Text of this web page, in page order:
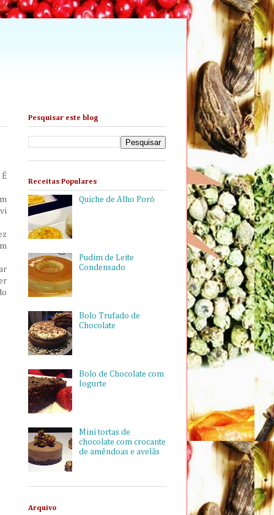
Pesquisar este blog
Receitas Populares
Quiche de Alho Poró
Pudim de Leite
Condensado
Bolo Trufado de
Chocolate
Bolo de Chocolate com
Iogurte
Mini tortas de
chocolate com crocante
de amêndoas e avelãs
Arquivo